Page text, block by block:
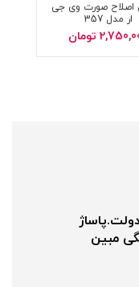
اصلاح صورت وی جی
ار مدل 357
تومان